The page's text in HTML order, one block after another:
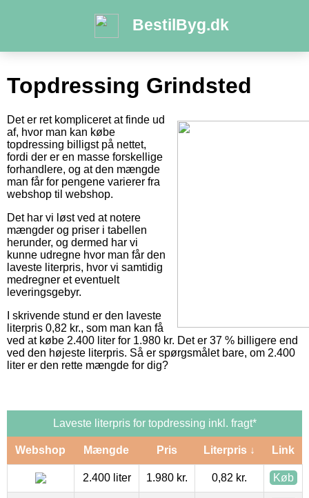
BestilByg.dk
Topdressing Grindsted
Det er ret kompliceret at finde ud
af, hvor man kan købe
topdressing billigst på nettet,
fordi der er en masse forskellige
forhandlere, og at den mængde
man får for pengene varierer fra
webshop til webshop.
Det har vi løst ved at notere
mængder og priser i tabellen
herunder, og dermed har vi
kunne udregne hvor man får den
laveste literpris, hvor vi samtidig
medregner et eventuelt
leveringsgebyr.
I skrivende stund er den laveste
literpris 0,82 kr., som man kan få
ved at købe 2.400 liter for 1.980 kr. Det er 37 % billigere end
ved den højeste literpris. Så er spørgsmålet bare, om 2.400
liter er den rette mængde for dig?
Laveste literpris for topdressing inkl. fragt*
Webshop Mængde Pris Literpris ↓ Link
2.400 liter 1.980 kr. 0,82 kr. Køb